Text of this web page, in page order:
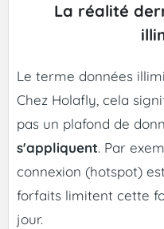
La réalité
Le terme données
Chez Holafly, cela
pas un plafond de
s'appliquent. Par
connexion (hotspot)
forfaits limitent cette
jour.